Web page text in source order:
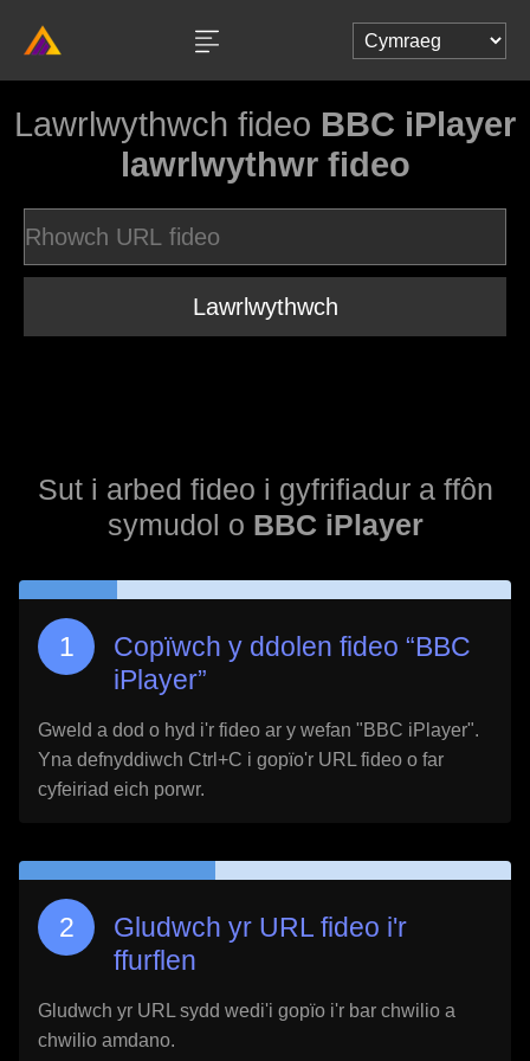
Lawrlwythwch fideo BBC iPlayer
lawrlwythwr fideo
Lawrlwythwch
Sut i arbed fideo i gyfrifiadur a ffôn
symudol o BBC iPlayer
Copïwch y ddolen fideo “BBC
iPlayer”
Gweld a dod o hyd i'r fideo ar y wefan "BBC iPlayer".
Yna defnyddiwch Ctrl+C i gopïo'r URL fideo o far
cyfeiriad eich porwr.
Gludwch yr URL fideo i'r
ffurflen
Gludwch yr URL sydd wedi'i gopïo i'r bar chwilio a
chwilio amdano.